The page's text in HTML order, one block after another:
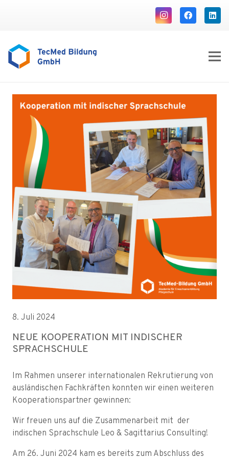
8. Juli 2024
NEUE KOOPERATION MIT INDISCHER
SPRACHSCHULE
Im Rahmen unserer internationalen Rekrutierung von
ausländischen Fachkräften konnten wir einen weiteren
Kooperationspartner gewinnen:
Wir freuen uns auf die Zusammenarbeit mit der
indischen Sprachschule Leo & Sagittarius Consulting!
Am 26. Juni 2024 kam es bereits zum Abschluss des